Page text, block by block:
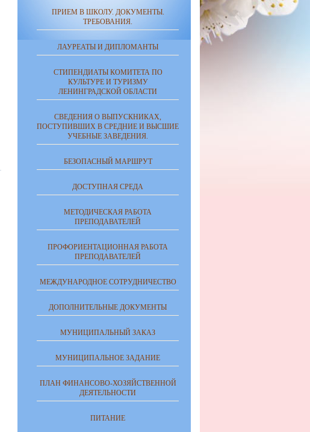
ПРИЕМ В ШКОЛУ. ДОКУМЕНТЫ.
ТРЕБОВАНИЯ.
ЛАУРЕАТЫ И ДИПЛОМАНТЫ
СТИПЕНДИАТЫ КОМИТЕТА ПО
КУЛЬТУРЕ И ТУРИЗМУ
ЛЕНИНГРАДСКОЙ ОБЛАСТИ
СВЕДЕНИЯ О ВЫПУСКНИКАХ,
ПОСТУПИВШИХ В СРЕДНИЕ И ВЫСШИЕ
УЧЕБНЫЕ ЗАВЕДЕНИЯ.
БЕЗОПАСНЫЙ МАРШРУТ
ДОСТУПНАЯ СРЕДА
МЕТОДИЧЕСКАЯ РАБОТА
ПРЕПОДАВАТЕЛЕЙ
ПРОФОРИЕНТАЦИОННАЯ РАБОТА
ПРЕПОДАВАТЕЛЕЙ
МЕЖДУНАРОДНОЕ СОТРУДНИЧЕСТВО
ДОПОЛНИТЕЛЬНЫЕ ДОКУМЕНТЫ
МУНИЦИПАЛЬНЫЙ ЗАКАЗ
МУНИЦИПАЛЬНОЕ ЗАДАНИЕ
ПЛАН ФИНАНСОВО-ХОЗЯЙСТВЕННОЙ
ДЕЯТЕЛЬНОСТИ
ПИТАНИЕ